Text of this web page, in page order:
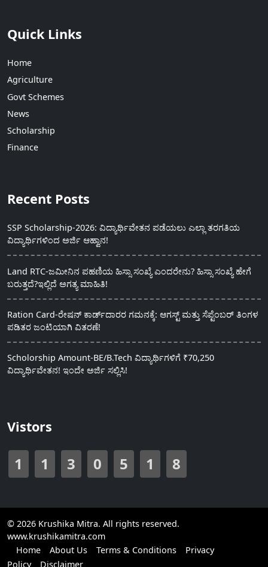
Quick Links
Home
Agriculture
Govt Schemes
News
Scholarship
Finance
Recent Posts
SSP Scholarship-2026: ವಿದ್ಯಾರ್ಥಿವೇತನ ಪಡೆಯಲು ಎಲ್ಲಾ ತರಗತಿಯ
ವಿದ್ಯಾರ್ಥಿಗಳಿಂದ ಅರ್ಜಿ ಆಹ್ವಾನ!
Land RTC-ಜಮೀನಿನ ಪಹಣಿಯ ಹಿಸ್ಸಾ ಸಂಖ್ಯೆ ಎಂದರೇನು? ಹಿಸ್ಸಾ ಸಂಖ್ಯೆ ಹೇಗೆ
ಬರುತ್ತದೆ?ಇಲ್ಲಿದೆ ಅಗತ್ಯ ಮಾಹಿತಿ!
Ration Card-ರೇಷನ್ ಕಾರ್ಡ್‍ದಾರರ ಗಮನಕ್ಕೆ: ಆಗಸ್ಟ್ ಮತ್ತು ಸೆಪ್ಟೆಂಬರ್ ತಿಂಗಳ
ಪಡಿತರ ಜಂಟಿಯಾಗಿ ವಿತರಣೆ!
Scholorship Amount-BE/B.Tech ವಿದ್ಯಾರ್ಥಿಗಳಿಗೆ ₹70,250
ವಿದ್ಯಾರ್ಥಿವೇತನ! ಇಂದೇ ಅರ್ಜಿ ಸಲ್ಲಿಸಿ!
Vistors
1 1 3 0 5 1 8
© 2026 Krushika Mitra. All rights reserved.
www.krushikamitra.com
Home
About Us Terms & Conditions
Privacy
Policy
Disclaimer